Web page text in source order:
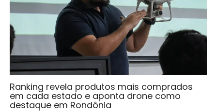
Ranking revela produtos mais comprados
em cada estado e aponta drone como
destaque em Rondônia